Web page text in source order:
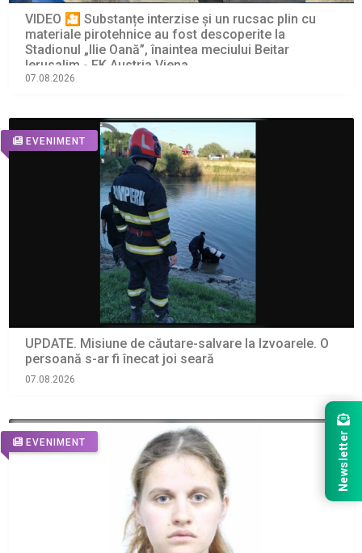
VIDEO 🎦 Substanțe interzise și un rucsac plin cu
materiale pirotehnice au fost descoperite la
Stadionul „Ilie Oană”, înaintea meciului Beitar
Ierusalim - FK Austria Viena
07.08.2026
EVENIMENT
UPDATE. Misiune de căutare-salvare la Izvoarele. O
persoană s-ar fi înecat joi seară
07.08.2026
EVENIMENT Newsletter